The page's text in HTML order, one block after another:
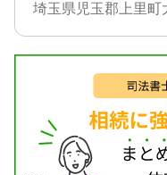
埼玉県児玉郡上里町